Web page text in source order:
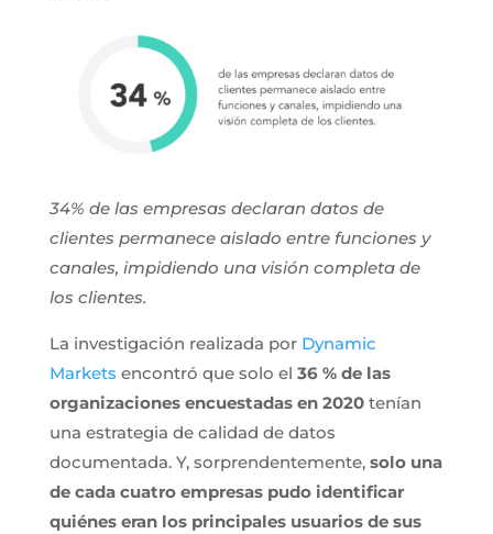
34% de las empresas declaran datos de
clientes permanece aislado entre funciones y
canales, impidiendo una visión completa de
los clientes.
La investigación realizada por Dynamic
Markets encontró que solo el 36 % de las
organizaciones encuestadas en 2020tenían
una estrategia de calidad de datos
documentada. Y, sorprendentemente, solo una
de cada cuatro empresas pudo identificar
quiénes eran los principales usuarios de sus